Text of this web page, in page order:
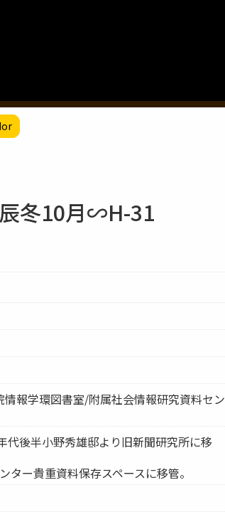
冬10月∽H-31
報学環図書室/附属社会情報研究資料セン
代後半小野秀雄邸より旧新聞研究所に移
ター貴重資料保存スペースに移管。